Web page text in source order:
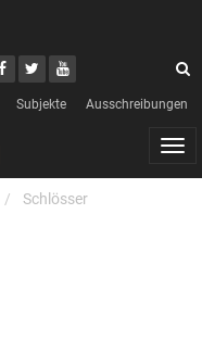
Facebook
Twitter
Youtube
Subjekte Ausschreibungen
Schlösser